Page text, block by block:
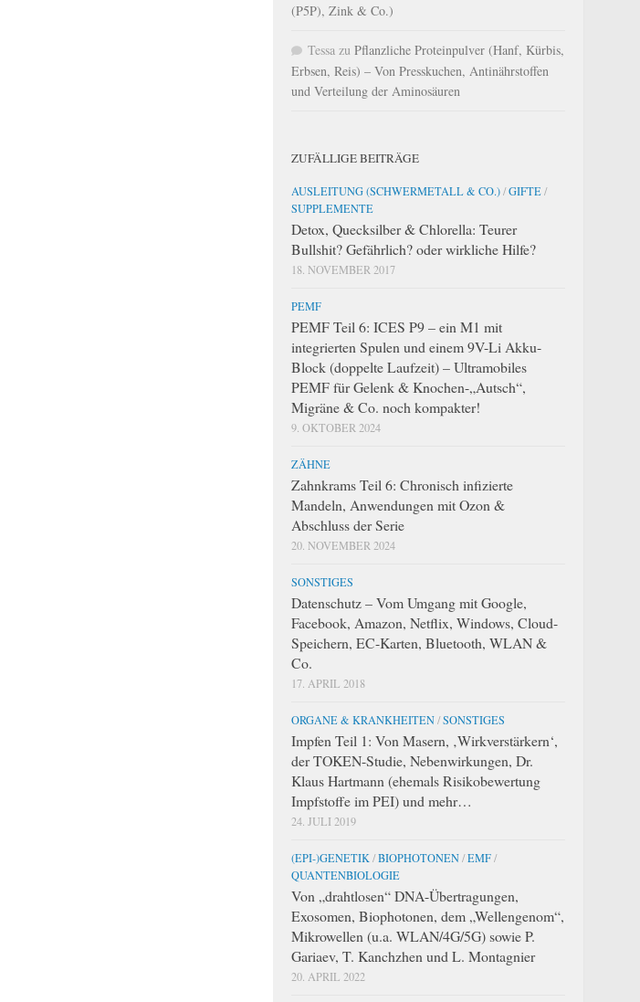
(P5P), Zink & Co.)
Tessa zu Pflanzliche Proteinpulver (Hanf, Kürbis,
Erbsen, Reis) – Von Presskuchen, Antinährstoffen
und Verteilung der Aminosäuren
ZUFÄLLIGE BEITRÄGE
AUSLEITUNG (SCHWERMETALL & CO.)/GIFTE/
SUPPLEMENTE
Detox, Quecksilber & Chlorella: Teurer
Bullshit? Gefährlich? oder wirkliche Hilfe?
18. NOVEMBER 2017
PEMF
PEMF Teil 6: ICES P9 – ein M1 mit
integrierten Spulen und einem 9V-Li Akku-
Block (doppelte Laufzeit) – Ultramobiles
PEMF für Gelenk & Knochen-„Autsch“,
Migräne & Co. noch kompakter!
9. OKTOBER 2024
ZÄHNE
Zahnkrams Teil 6: Chronisch infizierte
Mandeln, Anwendungen mit Ozon &
Abschluss der Serie
20. NOVEMBER 2024
SONSTIGES
Datenschutz – Vom Umgang mit Google,
Facebook, Amazon, Netflix, Windows, Cloud-
Speichern, EC-Karten, Bluetooth, WLAN &
Co.
17. APRIL 2018
ORGANE & KRANKHEITEN/SONSTIGES
Impfen Teil 1: Von Masern, ‚Wirkverstärkern‘,
der TOKEN-Studie, Nebenwirkungen, Dr.
Klaus Hartmann (ehemals Risikobewertung
Impfstoffe im PEI) und mehr…
24. JULI 2019
(EPI-)GENETIK /BIOPHOTONEN/EMF/
QUANTENBIOLOGIE
Von „drahtlosen“ DNA-Übertragungen,
Exosomen, Biophotonen, dem „Wellengenom“,
Mikrowellen (u.a. WLAN/4G/5G) sowie P.
Gariaev, T. Kanchzhen und L. Montagnier
20. APRIL 2022